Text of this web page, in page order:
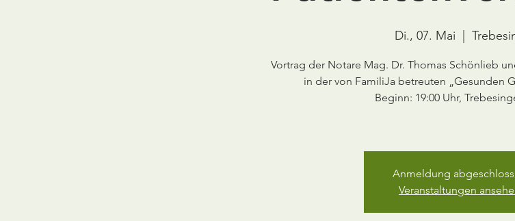
Di., 07. Mai
Vortrag der Notare Mag. Dr. Thomas Schönlieb
in der von FamiliJa betreuten „Gesunden
Beginn: 19:00 Uhr,
Anmeldung
Veranstaltungen